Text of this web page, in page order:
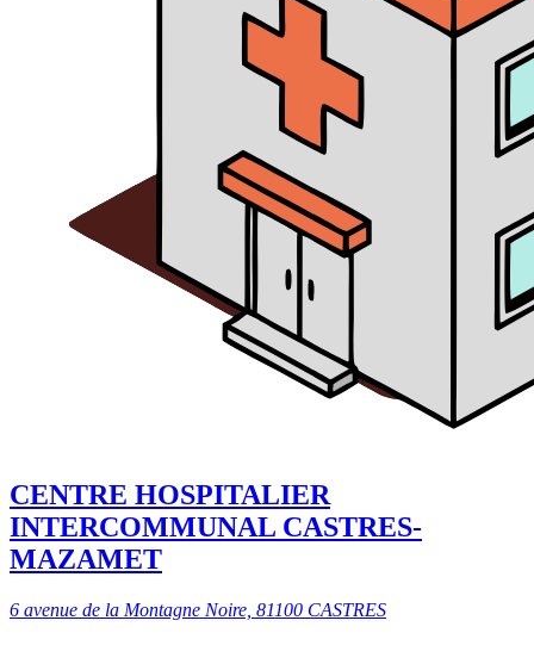
CENTRE HOSPITALIER
INTERCOMMUNAL CASTRES-
MAZAMET
6 avenue de la Montagne Noire, 81100 CASTRES